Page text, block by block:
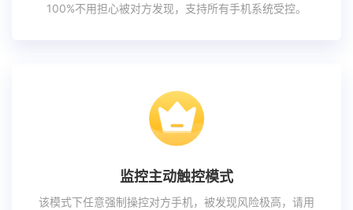
100%不用担心被对方发现，支持所有手机系统受控。
监控主动触控模式
该模式下任意强制操控对方手机，被发现风险极高，请用